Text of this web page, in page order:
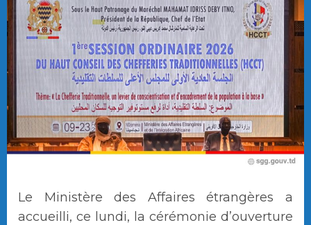
Le Ministère des Affaires étrangères a
accueilli, ce lundi, la cérémonie d’ouverture